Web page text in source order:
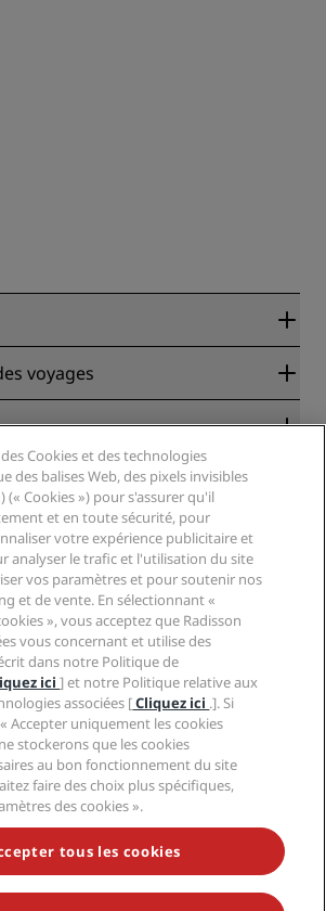
hôtels
Hotels
sportifs
Familles
voyages
Radisson Rewards
du site
moderne
Hotels
DE NOS OFFRES LES PLUS
POPULAIRES
Cookies et des technologies
des balises Web, des pixels invisibles
(« Cookies ») pour s'assurer qu'il
et en toute sécurité, pour
votre expérience publicitaire et
analyser le trafic et l'utilisation du site
vos paramètres et pour soutenir nos
et de vente. En sélectionnant «
», vous acceptez que Radisson
vous concernant et utilise des
dans notre Politique de
ici] et notre Politique relative aux
associées [Cliquez ici .]. Si
Accepter uniquement les cookies
stockerons que les cookies
au bon fonctionnement du site
faire des choix plus spécifiques,
des cookies ».
tous les cookies